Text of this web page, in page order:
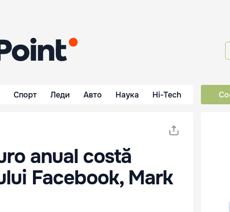
Спорт Леди Авто Наука Hi-Tech
anual costă
Facebook, Mark